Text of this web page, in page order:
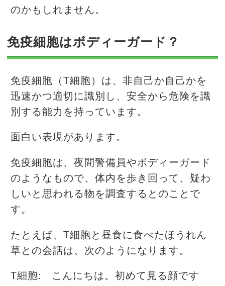
のかもしれません。
免疫細胞はボディーガード？
免疫細胞（T細胞）は、非自己か自己かを
迅速かつ適切に識別し、安全から危険を識
別する能力を持っています。
面白い表現があります。
免疫細胞は、夜間警備員やボディーガード
のようなもので、体内を歩き回って、疑わ
しいと思われる物を調査するとのことで
す。
たとえば、T細胞と昼食に食べたほうれん
草との会話は、次のようになります。
T細胞: こんにちは。初めて見る顔です